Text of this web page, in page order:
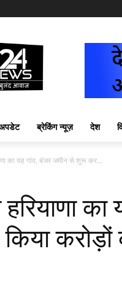
अपडेट ब्रेकिंग न्यूज़ देश
का यह गांव, बंजर जमीन से शुरू कर...
करोड़ों